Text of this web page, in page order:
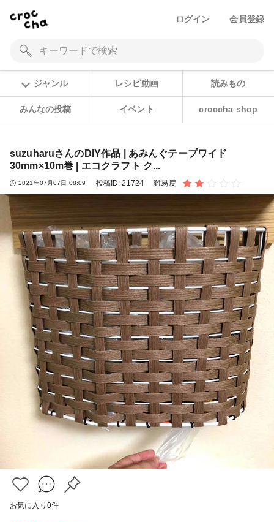
ログイン 会員登録
ジャンル レシピ動画 読みもの
みんなの投稿 イベント croccha shop
suzuharuさんのDIY作品 | あみんぐテープワイド
30mm×10m巻 | エコクラフト ク...
2021年07月07日 08:09 投稿ID:21724 難易度
お気に入り 0件